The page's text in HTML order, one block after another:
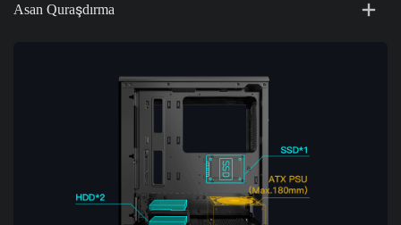
Asan Quraşdırma